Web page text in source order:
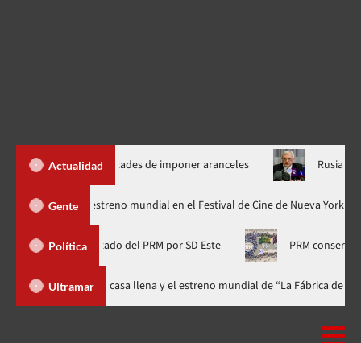
Actualidad
facultades de imponer aranceles Rusia condiciona
Gente
Minus Zero» tendrá su estreno mundial en el Festival de Cine de
Política
diputado del PRM por SD Este PRM conserva el
Ultramar
celebra 15 años con una gala a casa llena y el estreno mundial de “La